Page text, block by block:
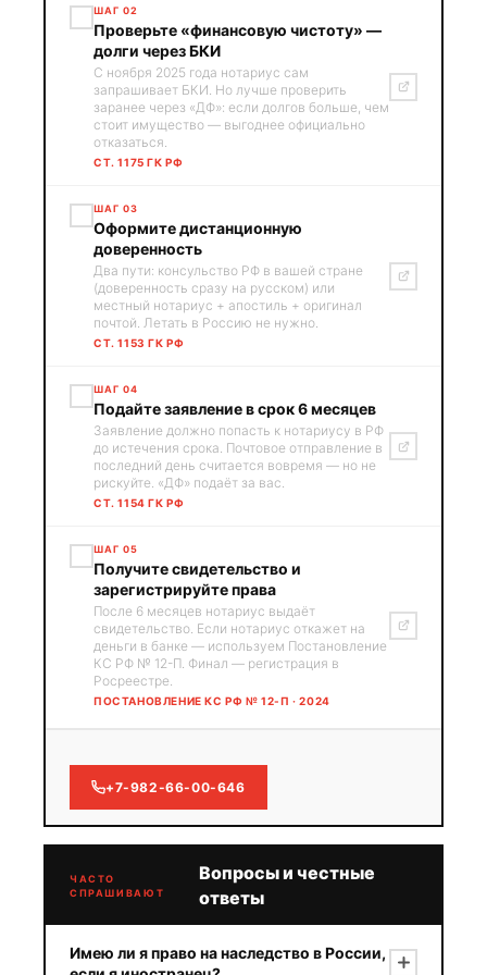
ШАГ 02
Проверьте «финансовую чистоту» —
долги через БКИ
С ноября 2025 года нотариус сам
запрашивает БКИ. Но лучше проверить
заранее через «ДФ»: если долгов больше, чем
стоит имущество — выгоднее официально
отказаться.
СТ. 1175 ГК РФ
ШАГ 03
Оформите дистанционную
доверенность
Два пути: консульство РФ в вашей стране
(доверенность сразу на русском) или
местный нотариус + апостиль + оригинал
почтой. Летать в Россию не нужно.
СТ. 1153 ГК РФ
ШАГ 04
Подайте заявление в срок 6 месяцев
Заявление должно попасть к нотариусу в РФ
до истечения срока. Почтовое отправление в
последний день считается вовремя — но не
рискуйте. «ДФ» подаёт за вас.
СТ. 1154 ГК РФ
ШАГ 05
Получите свидетельство и
зарегистрируйте права
После 6 месяцев нотариус выдаёт
свидетельство. Если нотариус откажет на
деньги в банке — используем Постановление
КС РФ № 12-П. Финал — регистрация в
Росреестре.
ПОСТАНОВЛЕНИЕ КС РФ № 12-П · 2024
+7-982-66-00-646
ЧАСТО
СПРАШИВАЮТ
Вопросы и честные
ответы
Имею ли я право на наследство в России,